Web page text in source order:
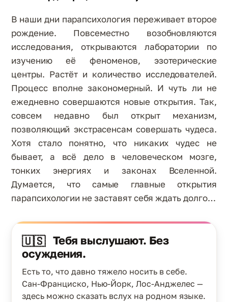
В наши дни парапсихология переживает второе
рождение. Повсеместно возобновляются
исследования, открываются лаборатории по
изучению её феноменов, эзотерические
центры. Растёт и количество исследователей.
Процесс вполне закономерный. И чуть ли не
ежедневно совершаются новые открытия. Так,
совсем недавно был открыт механизм,
позволяющий экстрасенсам совершать чудеса.
Хотя стало понятно, что никаких чудес не
бывает, а всё дело в человеческом мозге,
тонких энергиях и законах Вселенной.
Думается, что самые главные открытия
парапсихологии не заставят себя ждать долго…
🇺🇸 Тебя выслушают. Без
осуждения.
Есть то, что давно тяжело носить в себе.
Сан-Франциско, Нью-Йорк, Лос-Анджелес —
здесь можно сказать вслух на родном языке.